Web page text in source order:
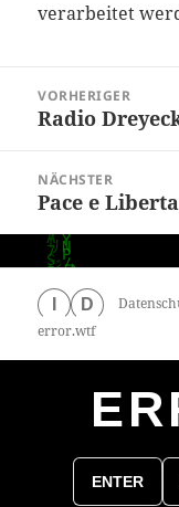
verarbeitet
VORHERIGER
Vorheriger
Radio
NÄCHSTER
Nächster
Beitrag:
Pace e
D
error.wtf
ENTER